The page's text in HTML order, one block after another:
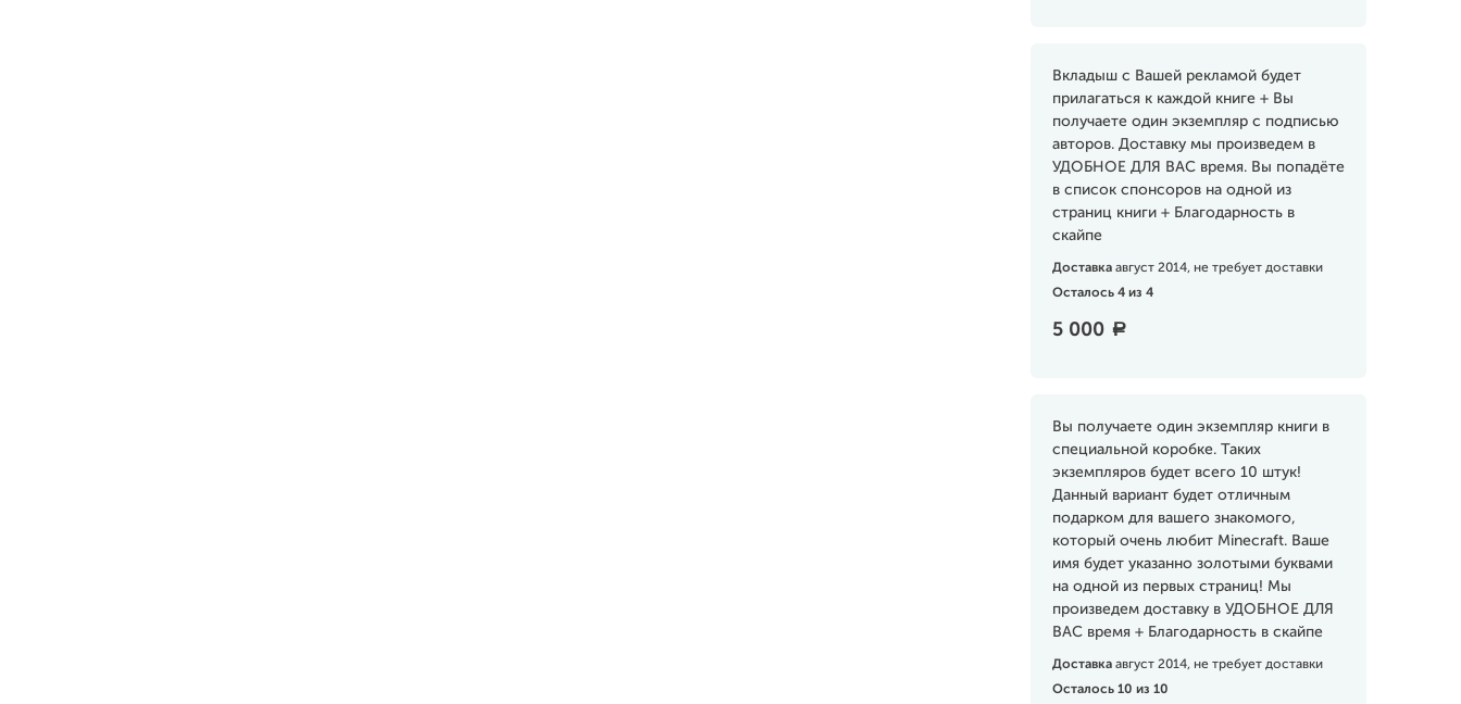
Вкладыш с Вашей рекламой будет
прилагаться к каждой книге + Вы
получаете один экземпляр с подписью
авторов. Доставку мы произведем в
УДОБНОЕ ДЛЯ ВАС время. Вы попадёте
в список спонсоров на одной из
страниц книги + Благодарность в
скайпе
Доставка август 2014, не требует доставки
Осталось 4 из 4
5 000 a
Вы получаете один экземпляр книги в
специальной коробке. Таких
экземпляров будет всего 10 штук!
Данный вариант будет отличным
подарком для вашего знакомого,
который очень любит Minecraft. Ваше
имя будет указанно золотыми буквами
на одной из первых страниц! Мы
произведем доставку в УДОБНОЕ ДЛЯ
ВАС время + Благодарность в скайпе
Доставка август 2014, не требует доставки
Осталось 10 из 10